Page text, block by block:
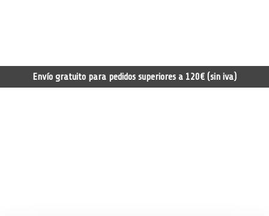
Envío gratuito para pedidos superiores a 120€ (sin iva)